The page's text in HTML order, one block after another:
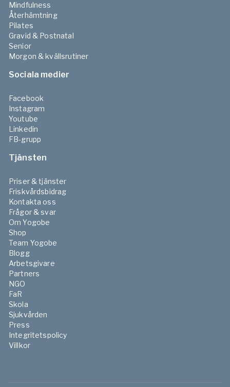
Mindfulness
Återhämtning
Pilates
Gravid & Postnatal
Senior
Morgon & kvällsrutiner
Sociala medier
Facebook
Instagram
Youtube
Linkedin
FB-grupp
Tjänsten
Priser & tjänster
Friskvårdsbidrag
Kontakta oss
Frågor & svar
Om Yogobe
Shop
Team Yogobe
Blogg
Arbetsgivare
Partners
NGO
FaR
Skola
Sjukvården
Press
Integritetspolicy
Villkor